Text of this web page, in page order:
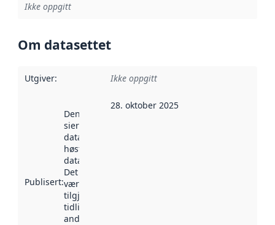
Ikke oppgitt
Om datasettet
Utgiver: Ikke oppgitt
Publisert:
Denne datoen
sier når
datasettet ble
høstet av
data.norge.no.
Det kan ha
vært
tilgjengelig
tidligere
andre steder.
28. oktober 2025